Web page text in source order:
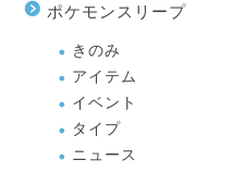
ポケモンスリープ
きのみ
アイテム
イベント
タイプ
ニュース